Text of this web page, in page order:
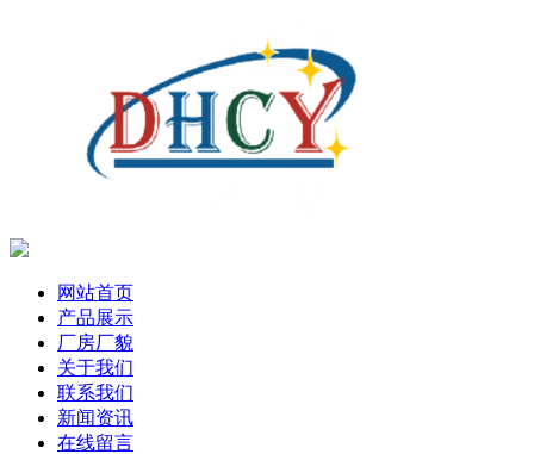
网站首页
产品展示
厂房厂貌
关于我们
联系我们
新闻资讯
在线留言